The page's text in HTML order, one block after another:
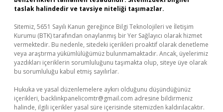
taslak halindedir ve tavsiye niteliği taşımazlar.
Sitemiz, 5651 Sayılı Kanun gereğince Bilgi Teknolojileri ve İletişim
Kurumu (BTK) tarafından onaylanmış bir Yer Sağlayıcı olarak hizmet
vermektedir. Bu nedenle, sitedeki içerikleri proaktif olarak denetleme
veya araştırma yükümlülüğümüz bulunmamaktadır. Ancak, üyelerimiz
yazdıkları içeriklerin sorumluluğunu taşımakta olup, siteye üye olarak
bu sorumluluğu kabul etmiş sayılırlar.
Hukuka ve yasal düzenlemelere aykırı olduğunu düşündüğünüz
içerikleri, backlinkpanelicomtr@gmail.com adresine bildirmeniz
halinde, ilgili içerikler yasal süre içerisinde sitemizden kaldırılacaktır.